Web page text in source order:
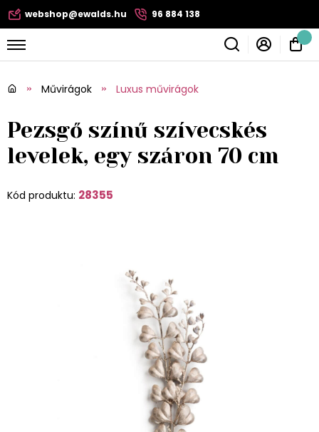
webshop@ewalds.hu 96 884 138
Művirágok Luxus művirágok
Pezsgő színű szívecskés
levelek, egy száron 70 cm
Kód produktu: 28355